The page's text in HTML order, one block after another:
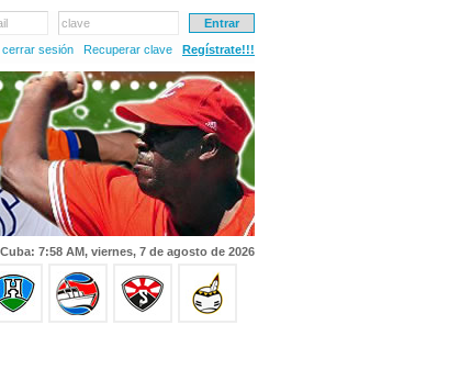
clave
cerrar sesión
Recuperar clave Regístrate!!!
7:58 AM, viernes, 7 de agosto de 2026